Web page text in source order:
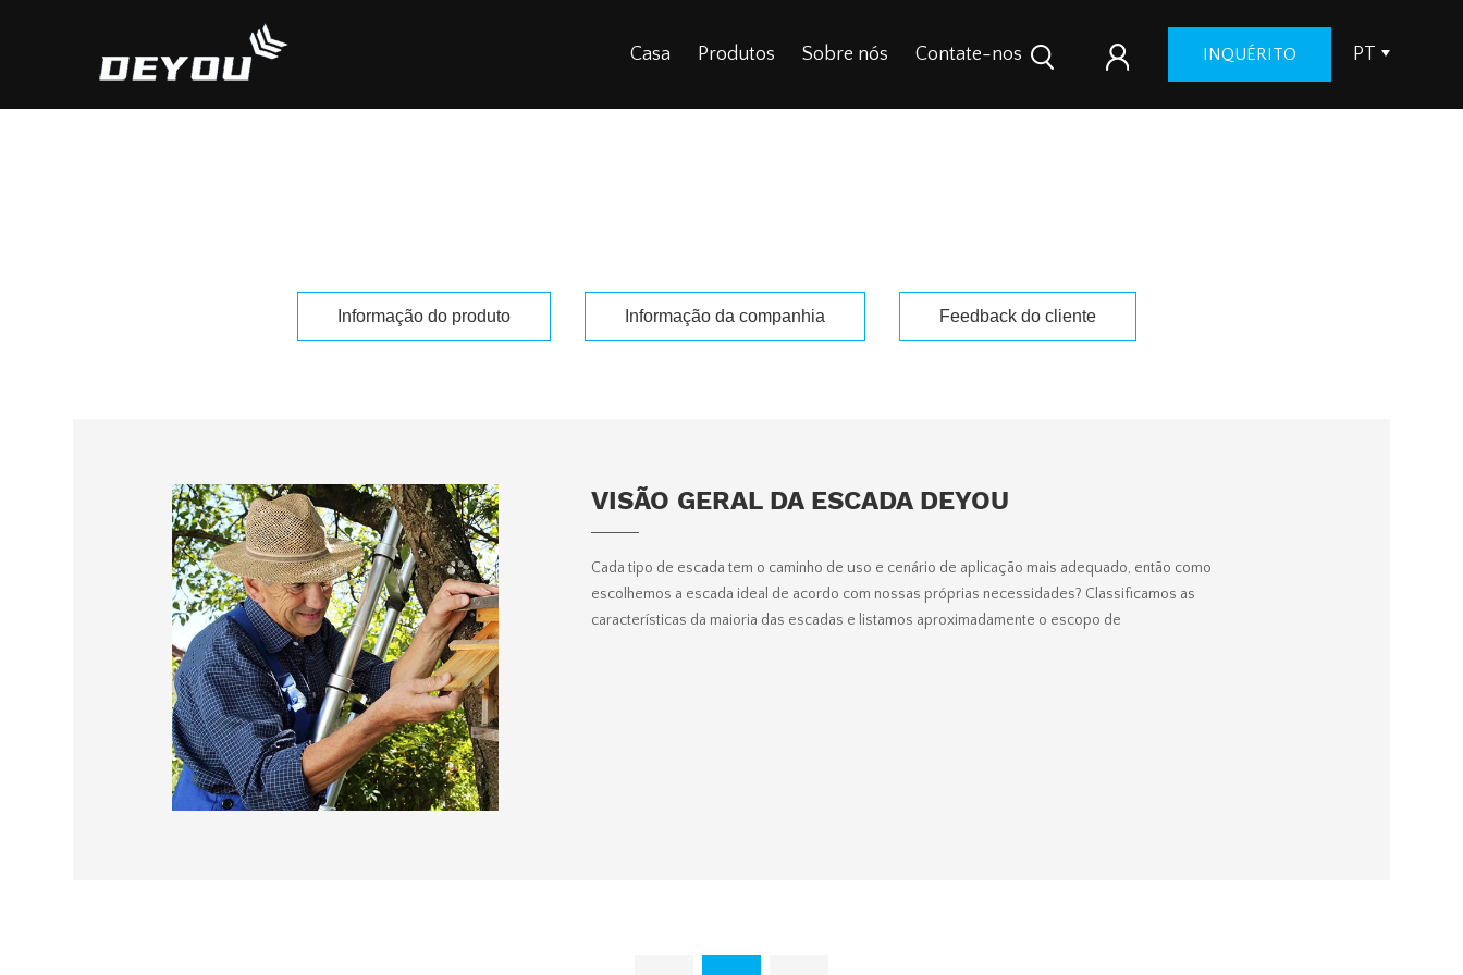
Casa Produtos Sobre nós Contate-nos INQUÉRITO PT
Informação do produto Informação da companhia Feedback do cliente
VISÃO GERAL DA ESCADA DEYOU
Cada tipo de escada tem o caminho de uso e cenário de aplicação mais adequado, então como
escolhemos a escada ideal de acordo com nossas próprias necessidades? Classificamos as
características da maioria das escadas e listamos aproximadamente o escopo de